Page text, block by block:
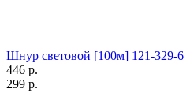
Шнур световой [100м] 121-329-6
446 р.
299 р.